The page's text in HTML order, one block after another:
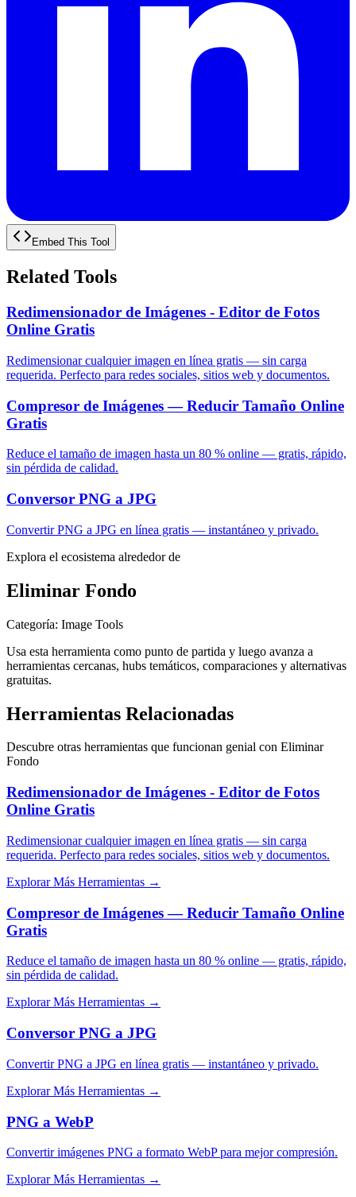
Embed This Tool
Related Tools
Redimensionador de Imágenes - Editor de Fotos
Online Gratis
Redimensionar cualquier imagen en línea gratis — sin carga
requerida. Perfecto para redes sociales, sitios web y documentos.
Compresor de Imágenes — Reducir Tamaño Online
Gratis
Reduce el tamaño de imagen hasta un 80 % online — gratis, rápido,
sin pérdida de calidad.
Conversor PNG a JPG
Convertir PNG a JPG en línea gratis — instantáneo y privado.
Explora el ecosistema alrededor de
Eliminar Fondo
Categoría: Image Tools
Usa esta herramienta como punto de partida y luego avanza a
herramientas cercanas, hubs temáticos, comparaciones y alternativas
gratuitas.
Herramientas Relacionadas
Descubre otras herramientas que funcionan genial con Eliminar
Fondo
Redimensionador de Imágenes - Editor de Fotos
Online Gratis
Redimensionar cualquier imagen en línea gratis — sin carga
requerida. Perfecto para redes sociales, sitios web y documentos.
Explorar Más Herramientas →
Compresor de Imágenes — Reducir Tamaño Online
Gratis
Reduce el tamaño de imagen hasta un 80 % online — gratis, rápido,
sin pérdida de calidad.
Explorar Más Herramientas →
Conversor PNG a JPG
Convertir PNG a JPG en línea gratis — instantáneo y privado.
Explorar Más Herramientas →
PNG a WebP
Convertir imágenes PNG a formato WebP para mejor compresión.
Explorar Más Herramientas →